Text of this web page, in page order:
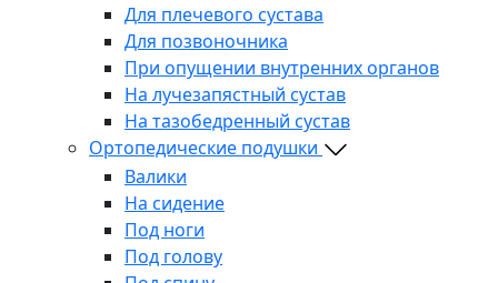
Для плечевого сустава
Для позвоночника
При опущении внутренних органов
На лучезапястный сустав
На тазобедренный сустав
Ортопедические подушки
Валики
На сидение
Под ноги
Под голову